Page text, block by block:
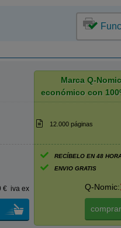
Marca Q-
económico con
12.000 páginas
€ iva ex
RECÍBELO EN 48
ENVIO GRATIS
Q-Nomic: